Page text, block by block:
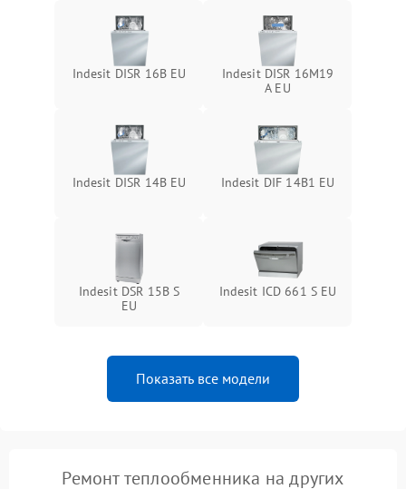
Indesit DISR 16B EU
Indesit DISR 16M19
A EU
Indesit DISR 14B EU Indesit DIF 14B1 EU
Indesit DSR 15B S
EU
Indesit ICD 661 S EU
Показать все модели
Ремонт теплообменника на других